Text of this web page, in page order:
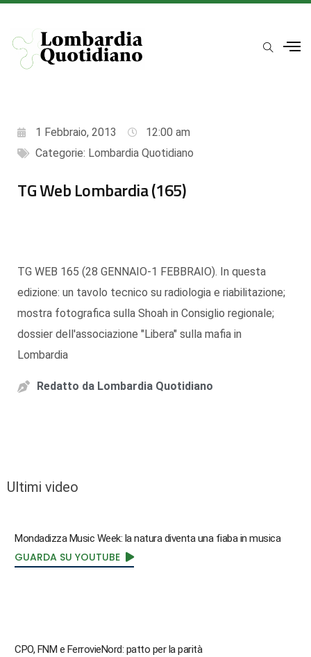
1 Febbraio, 2013
12:00 am
Categorie: Lombardia Quotidiano
TG Web Lombardia (165)
TG WEB 165 (28 GENNAIO-1 FEBBRAIO). In questa
edizione: un tavolo tecnico su radiologia e riabilitazione;
mostra fotografica sulla Shoah in Consiglio regionale;
dossier dell'associazione "Libera" sulla mafia in
Lombardia
Redatto da Lombardia Quotidiano
Ultimi video
Mondadizza Music Week: la natura diventa una fiaba in musica
GUARDA SU YOUTUBE
CPO, FNM e FerrovieNord: patto per la parità